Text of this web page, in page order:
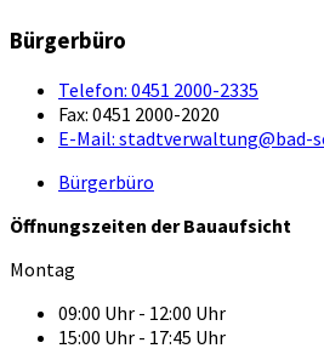
Bürgerbüro
Telefon: 0451 2000-2335
Fax: 0451 2000-2020
E-Mail: stadtverwaltung@bad-
Bürgerbüro
Öffnungszeiten der Bauaufsicht
Montag
09:00 Uhr - 12:00 Uhr
15:00 Uhr - 17:45 Uhr